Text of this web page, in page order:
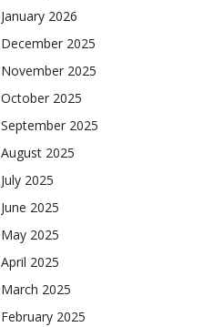
January 2026
December 2025
November 2025
October 2025
September 2025
August 2025
July 2025
June 2025
May 2025
April 2025
March 2025
February 2025